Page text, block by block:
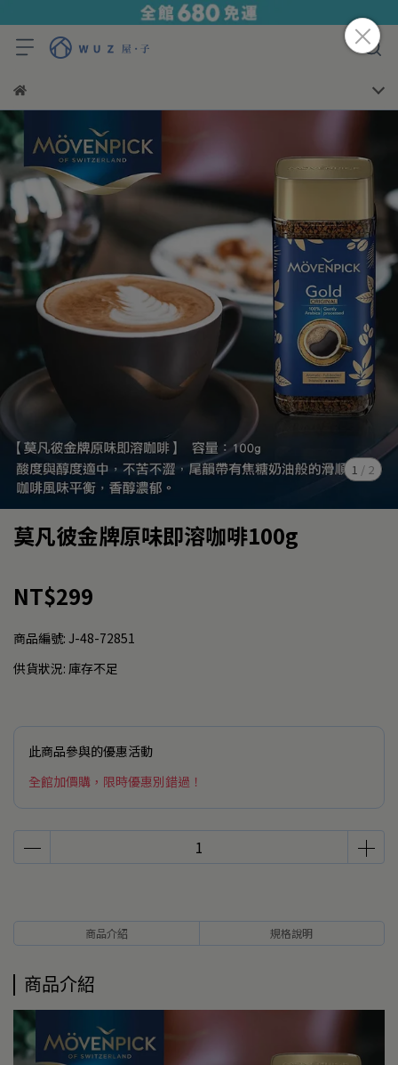
1 / 2
莫凡彼金牌原味即溶咖啡100g
NT$299
商品編號: J-48-72851
供貨狀況: 庫存不足
此商品參與的優惠活動
全館加價購，限時優惠別錯過！
商品介紹 規格說明
商品介紹